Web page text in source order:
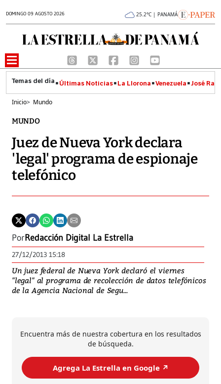
DOMINGO 09 AGOSTO 2026 25.2°C | PANAMÁ
Últimas Noticias La Llorona Venezuela José
Inicio> Mundo
MUNDO
Juez de Nueva York declara
'legal' programa de espionaje
telefónico
PorRedacción Digital La Estrella
27/12/2013 15:18
Un juez federal de Nueva York declaró el viernes
"legal" al programa de recolección de datos telefónicos
de la Agencia Nacional de Segu...
Encuentra más de nuestra cobertura en los resultados
de búsqueda.
Agrega La Estrella en Google ↗️